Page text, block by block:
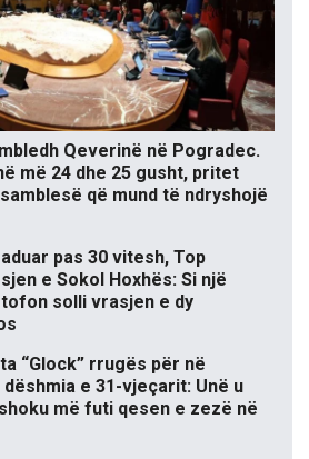
Qeverinë në Pogradec.
më 24 dhe 25 gusht, pritet
që mund të ndryshojë
pas 30 vitesh, Top
e Sokol Hoxhës: Si një
solli vrasjen e dy
“Glock” rrugës për në
e 31-vjeçarit: Unë u
më futi qesen e zezë në